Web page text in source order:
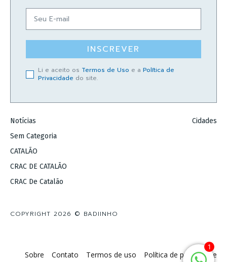
INSCREVER
Li e aceito os Termos de Uso e a Política de
Privacidade do site.
Notícias
Sem Categoria
CATALÃO
CRAC DE CATALÃO
CRAC De Catalão
Cidades
COPYRIGHT 2026 © BADIINHO
Sobre Contato Termos de uso Política de privacidade
1